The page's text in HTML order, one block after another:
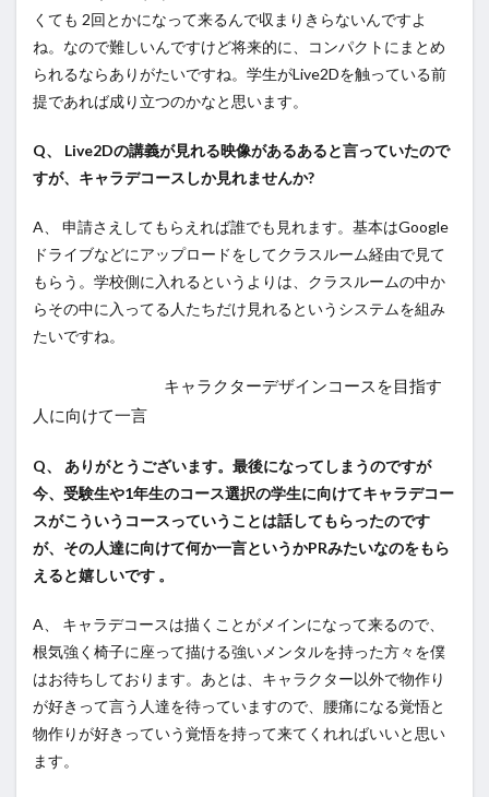
くても 2回とかになって来るんで収まりきらないんですよ
ね。なので難しいんですけど将来的に、コンパクトにまとめ
られるならありがたいですね。学生がLive2Dを触っている前
提であれば成り立つのかなと思います。
Q、 Live2Dの講義が見れる映像があるあると言っていたので
すが、キャラデコースしか見れませんか?
A、 申請さえしてもらえれば誰でも見れます。基本はGoogle
ドライブなどにアップロードをしてクラスルーム経由で見て
もらう。学校側に入れるというよりは、クラスルームの中か
らその中に入ってる人たちだけ見れるというシステムを組み
たいですね。
キャラクターデザインコースを目指す
人に向けて一言
Q、 ありがとうございます。最後になってしまうのですが
今、受験生や1年生のコース選択の学生に向けてキャラデコー
スがこういうコースっていうことは話してもらったのです
が、その人達に向けて何か一言というかPRみたいなのをもら
えると嬉しいです 。
A、 キャラデコースは描くことがメインになって来るので、
根気強く椅子に座って描ける強いメンタルを持った方々を僕
はお待ちしております。あとは、キャラクター以外で物作り
が好きって言う人達を待っていますので、腰痛になる覚悟と
物作りが好きっていう覚悟を持って来てくれればいいと思い
ます。